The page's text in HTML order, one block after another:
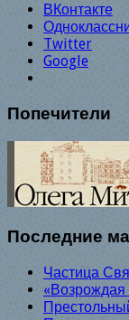
ВКонтакте
Twitter
Google
Попечители
Последние
Частица
«Возрождая